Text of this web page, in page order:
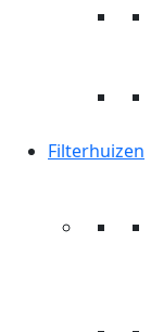
Filterhuizen